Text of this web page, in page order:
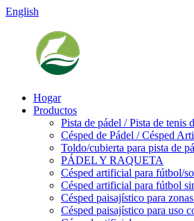
English
Hogar
Productos
Pista de pádel / Pista de tenis
Césped de Pádel / Césped
Toldo/cubierta para pista de
PÁDEL Y RAQUETA
Césped artificial para fútbol/
Césped artificial para fútbol
Césped paisajístico para
Césped paisajístico para uso